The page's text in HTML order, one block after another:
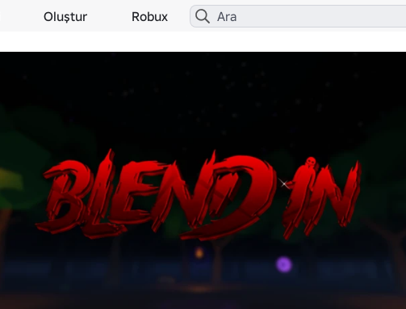
Oluştur Robux